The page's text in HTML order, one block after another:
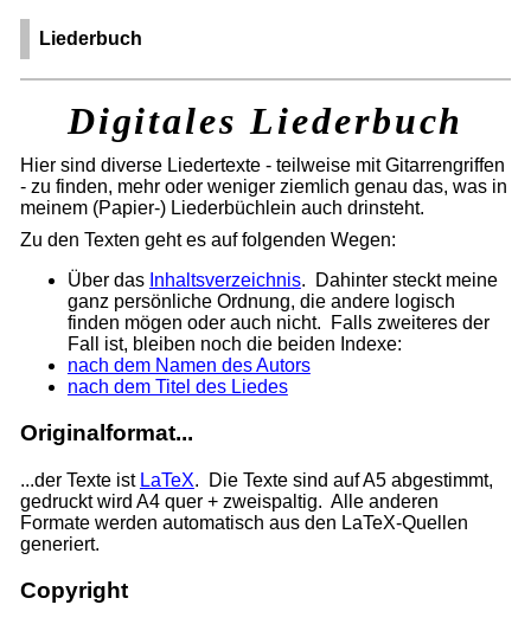
Liederbuch
Digitales Liederbuch
Hier sind diverse Liedertexte - teilweise mit Gitarrengriffen
- zu finden, mehr oder weniger ziemlich genau das, was in
meinem (Papier-) Liederbüchlein auch drinsteht.
Zu den Texten geht es auf folgenden Wegen:
Über das Inhaltsverzeichnis. Dahinter steckt meine
ganz persönliche Ordnung, die andere logisch
finden mögen oder auch nicht. Falls zweiteres der
Fall ist, bleiben noch die beiden Indexe:
nach dem Namen des Autors
nach dem Titel des Liedes
Originalformat...
...der Texte ist LaTeX. Die Texte sind auf A5 abgestimmt,
gedruckt wird A4 quer + zweispaltig. Alle anderen
Formate werden automatisch aus den LaTeX-Quellen
generiert.
Copyright